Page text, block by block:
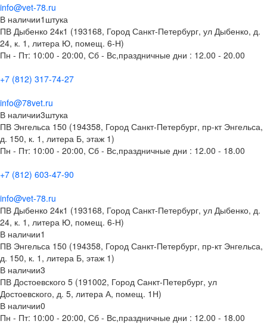
info@vet-78.ru
В наличии1 штука
ПВ Дыбенко 24к1 (193168, Город Санкт-Петербург, ул Дыбенко, д.
24, к. 1, литера Ю, помещ. 6-Н)
Пн - Пт: 10:00 - 20:00, Сб - Вс,праздничные дни : 12.00 - 20.00
+7 (812) 317-74-27
info@78vet.ru
В наличии3штука
ПВ Энгельса 150 (194358, Город Санкт-Петербург, пр-кт Энгельса,
д. 150, к. 1, литера Б, этаж 1)
Пн - Пт: 10:00 - 20:00, Сб - Вс,праздничные дни : 12.00 - 18.00
+7 (812) 603-47-90
info@vet-78.ru
ПВ Дыбенко 24к1 (193168, Город Санкт-Петербург, ул Дыбенко, д.
24, к. 1, литера Ю, помещ. 6-Н)
В наличии1
ПВ Энгельса 150 (194358, Город Санкт-Петербург, пр-кт Энгельса,
д. 150, к. 1, литера Б, этаж 1)
В наличии3
ПВ Достоевского 5 (191002, Город Санкт-Петербург, ул
Достоевского, д. 5, литера А, помещ. 1Н)
В наличии0
Пн - Пт: 10:00 - 20:00, Сб - Вс,праздничные дни : 12.00 - 18.00